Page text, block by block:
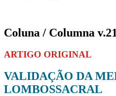
Coluna / Columna
ARTIGO ORIGINAL
VALIDAÇÃO DA
LOMBOSSACRAL